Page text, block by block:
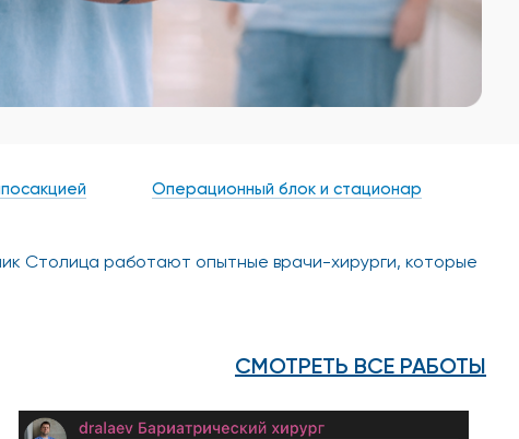
Операционный блок и стационар
Столица работают опытные врачи-хирурги, которые
СМОТРЕТЬ ВСЕ РАБОТЫ